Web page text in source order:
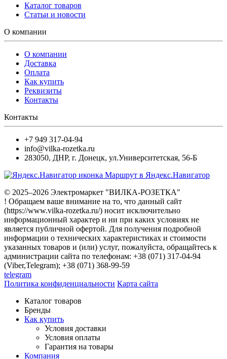
Каталог товаров
Статьи и новости
О компании
О компании
Доставка
Оплата
Как купить
Реквизиты
Контакты
Контакты
+7 949 317-04-94
info@vilka-rozetka.ru
283050, ДНР, г. Донецк, ул.Университетская, 56-Б
Маршрут в Яндекс.Навигатор
© 2025–2026 Электромаркет "ВИЛКА-РОЗЕТКА"
! Обращаем ваше внимание на то, что данный сайт
(https://www.vilka-rozetka.ru/) носит исключительно
информационный характер и ни при каких условиях не
является публичной офертой. Для получения подробной
информации о технических характеристиках и стоимости
указанных товаров и (или) услуг, пожалуйста, обращайтесь к
администрации сайта по телефонам: +38 (071) 317-04-94
(Viber,Telegram); +38 (071) 368-99-59
telegram
Политика конфиденциальности Карта сайта
Каталог товаров
Бренды
Как купить
Условия доставки
Условия оплаты
Гарантия на товары
Компания